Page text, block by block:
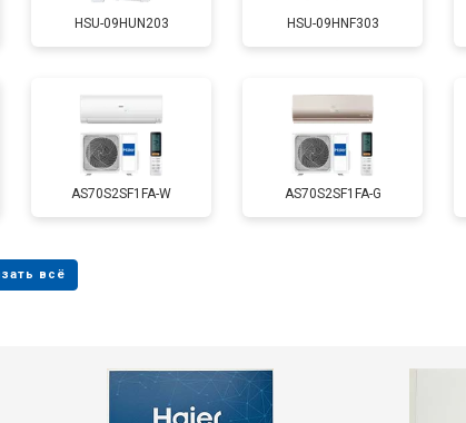
HSU-09HUN203 HSU-09HNF303
AS70S2SF1FA-W AS70S2SF1FA-G